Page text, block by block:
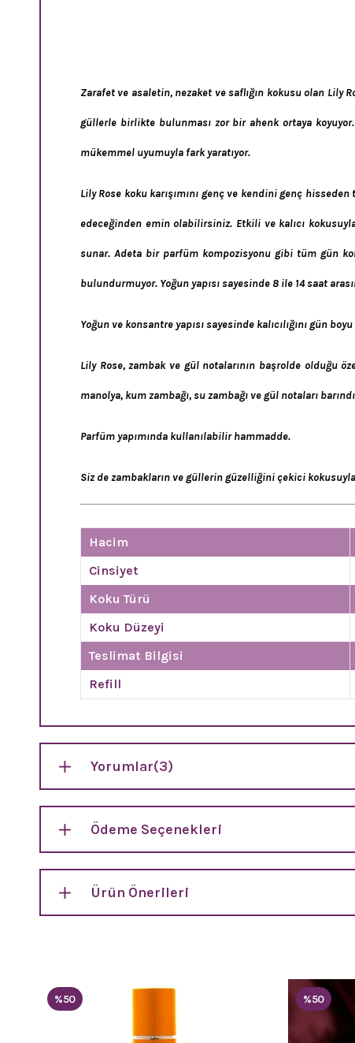
Zarafet ve asaletin, nezaket ve saflığın kokusu olan
güllerle birlikte bulunması zor bir ahenk ortaya
mükemmel uyumuyla fark yaratıyor.
Lily Rose koku karışımını genç ve kendini genç
edeceğinden emin olabilirsiniz. Etkili ve kalıcı
sunar. Adeta bir parfüm kompozisyonu gibi tüm gün
bulundurmuyor. Yoğun yapısı sayesinde 8 ile 14 saat
Yoğun ve konsantre yapısı sayesinde kalıcılığını gün
Lily Rose, zambak ve gül notalarının başrolde olduğu
manolya, kum zambağı, su zambağı ve gül notaları
Parfüm yapımında kullanılabilir hammadde.
Siz de zambakların ve güllerin güzelliğini çekici
Hacim
Cinsiyet
Koku Türü
Koku Düzeyi
Teslimat Bilgisi
Refill
Yorumlar(3)
Ödeme Seçenekleri
Ürün Önerileri
%50 %50